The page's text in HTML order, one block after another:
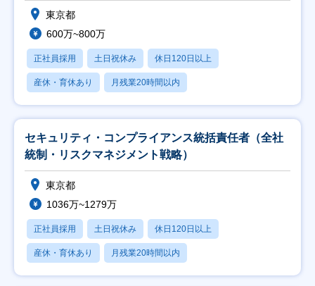
東京都
600万~800万
正社員採用 土日祝休み 休日120日以上
産休・育休あり 月残業20時間以内
セキュリティ・コンプライアンス統括責任者（全社
統制・リスクマネジメント戦略）
東京都
1036万~1279万
正社員採用 土日祝休み 休日120日以上
産休・育休あり 月残業20時間以内